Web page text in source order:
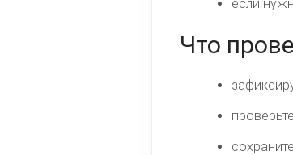
если
Что